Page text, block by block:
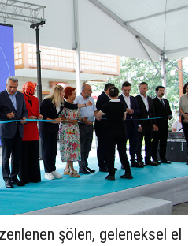
şölen, geleneksel el